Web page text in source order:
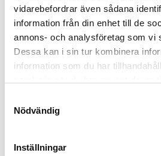
vidarebefordrar även sådana
information från din enhet till de
annons- och analysföretag som vi
Dessa kan i sin tur kombinera
information som du har
Nödvändig
Inställningar
Produktdetaljer
Recensioner
Hår Behandling